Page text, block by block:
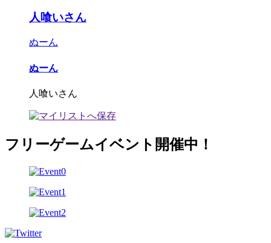
人喰いさん
ぬーん
ぬーん
人喰いさん
フリーゲームイベント開催中！